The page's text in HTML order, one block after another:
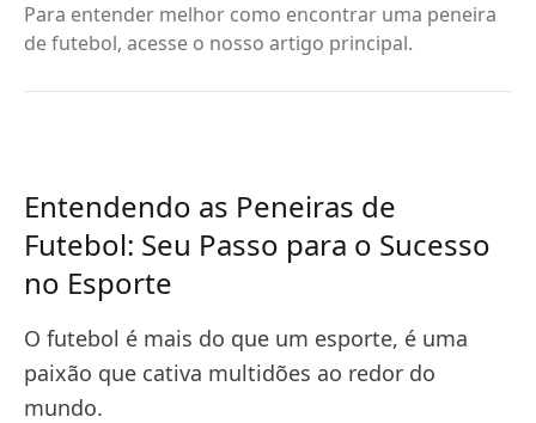
Para entender melhor como encontrar uma peneira
de futebol, acesse o nosso artigo principal.
Entendendo as Peneiras de
Futebol: Seu Passo para o Sucesso
no Esporte
O futebol é mais do que um esporte, é uma
paixão que cativa multidões ao redor do
mundo.